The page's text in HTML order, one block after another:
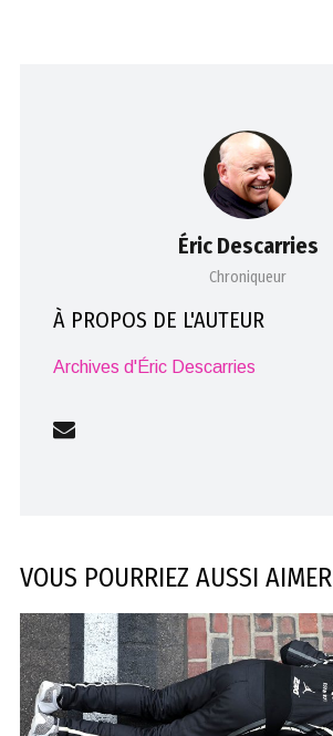
Éric Descarries
Chroniqueur
À PROPOS DE L'AUTEUR
Archives d'Éric Descarries
VOUS POURRIEZ AUSSI AIMER